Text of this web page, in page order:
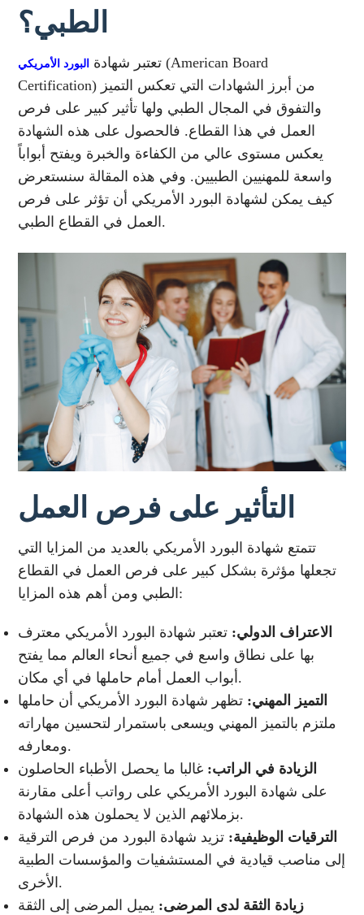
الطبي؟
تعتبر شهادة البورد الأمريكي
(American Board
Certification) من أبرز الشهادات التي تعكس التميز
والتفوق في المجال الطبي ولها تأثير كبير على فرص
العمل في هذا القطاع. فالحصول على هذه الشهادة
يعكس مستوى عالي من الكفاءة والخبرة ويفتح أبواباً
واسعة للمهنيين الطبيين. وفي هذه المقالة سنستعرض
كيف يمكن لشهادة البورد الأمريكي أن تؤثر على فرص
العمل في القطاع الطبي.
التأثير على فرص العمل
تتمتع شهادة البورد الأمريكي بالعديد من المزايا التي
تجعلها مؤثرة بشكل كبير على فرص العمل في القطاع
الطبي ومن أهم هذه المزايا:
الاعتراف الدولي: تعتبر شهادة البورد الأمريكي معترف
بها على نطاق واسع في جميع أنحاء العالم مما يفتح
أبواب العمل أمام حاملها في أي مكان.
التميز المهني: تظهر شهادة البورد الأمريكي أن حاملها
ملتزم بالتميز المهني ويسعى باستمرار لتحسين مهاراته
ومعارفه.
الزيادة في الراتب: غالبا ما يحصل الأطباء الحاصلون
على شهادة البورد الأمريكي على رواتب أعلى مقارنة
بزملائهم الذين لا يحملون هذه الشهادة.
الترقيات الوظيفية: تزيد شهادة البورد من فرص الترقية
إلى مناصب قيادية في المستشفيات والمؤسسات الطبية
الأخرى.
زيادة الثقة لدى المرضى: يميل المرضى إلى الثقة